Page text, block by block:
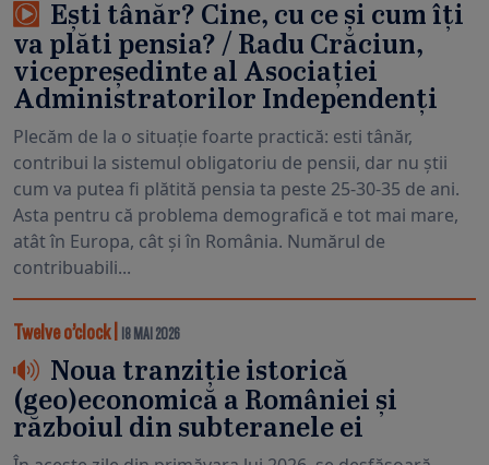
Ești tânăr? Cine, cu ce și cum îți
va plăti pensia? / Radu Crăciun,
vicepreședinte al Asociației
Administratorilor Independenți
Plecăm de la o situație foarte practică: esti tânăr,
contribui la sistemul obligatoriu de pensii, dar nu știi
cum va putea fi plătită pensia ta peste 25-30-35 de ani.
Asta pentru că problema demografică e tot mai mare,
atât în Europa, cât și în România. Numărul de
contribuabili...
Twelve o’clock| 18 MAI 2026
Noua tranziție istorică
(geo)economică a României și
războiul din subteranele ei